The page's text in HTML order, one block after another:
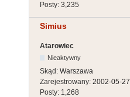
Posty: 3,235
Simius
Atarowiec
Nieaktywny
Skąd: Warszawa
Zarejestrowany: 2002-05-27
Posty: 1,268